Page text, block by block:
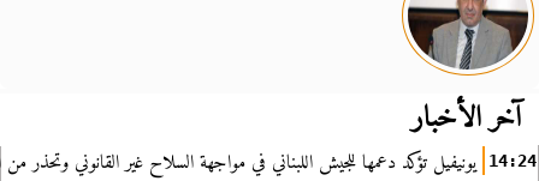
آخر الأخبار
14:24 يونيفيل تؤكد دعمها للجيش اللبناني في مواجهة السلاح غير القانوني وتحذر من